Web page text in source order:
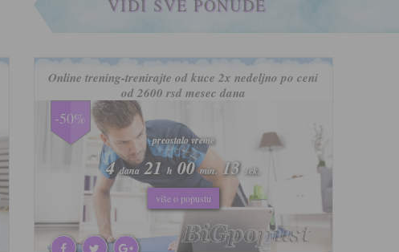
VIDI SVE PONUDE
Online trening-trenirajte od kuce 2x nedeljno po ceni
od 2600 rsd mesec dana
-50%
preostalo vreme
4dana 21h 00min. 10 sek.
više o popustu
preostalo vreme
4dana 21h 00min. 10 sek.
više o popustu